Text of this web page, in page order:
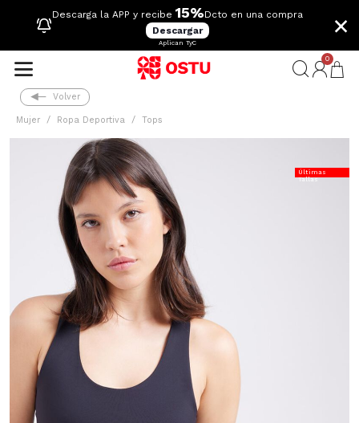
Descarga la APP y recibe 15%Dcto en una compra
Descargar
Aplican TyC
×
0
Volver
Mujer Ropa Deportiva Tops
Últimas
Tallas